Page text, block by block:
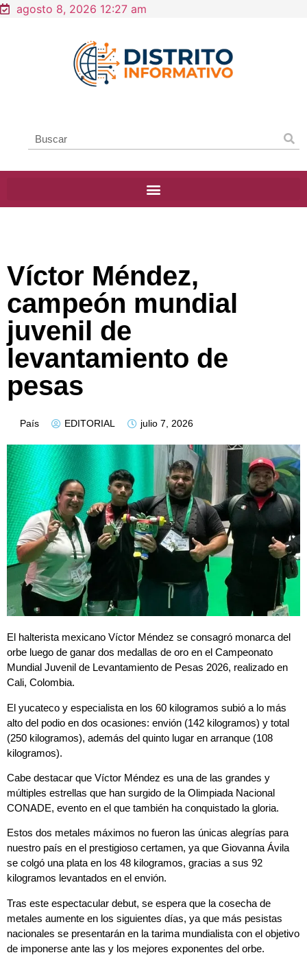
agosto 8, 2026 12:27 am
Víctor Méndez,
campeón mundial
juvenil de
levantamiento de
pesas
País EDITORIAL julio 7, 2026
El halterista mexicano Víctor Méndez se consagró monarca del
orbe luego de ganar dos medallas de oro en el Campeonato
Mundial Juvenil de Levantamiento de Pesas 2026, realizado en
Cali, Colombia.
El yucateco y especialista en los 60 kilogramos subió a lo más
alto del podio en dos ocasiones: envión (142 kilogramos) y total
(250 kilogramos), además del quinto lugar en arranque (108
kilogramos).
Cabe destacar que Víctor Méndez es una de las grandes y
múltiples estrellas que han surgido de la Olimpiada Nacional
CONADE, evento en el que también ha conquistado la gloria.
Estos dos metales máximos no fueron las únicas alegrías para
nuestro país en el prestigioso certamen, ya que Giovanna Ávila
se colgó una plata en los 48 kilogramos, gracias a sus 92
kilogramos levantados en el envión.
Tras este espectacular debut, se espera que la cosecha de
metales aumente en los siguientes días, ya que más pesistas
nacionales se presentarán en la tarima mundialista con el objetivo
de imponerse ante las y los mejores exponentes del orbe.